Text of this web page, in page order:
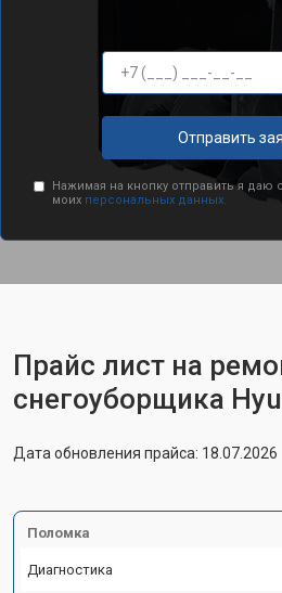
Отправить
Нажимая на кнопку отправить я даю
моих персональных данных.
Прайс лист на
снегоуборщика
Дата обновления прайса: 18.07.2026
Поломка
Диагностика